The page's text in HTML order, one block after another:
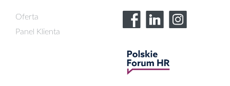
Oferta
Panel Klienta